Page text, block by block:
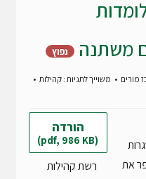
משתנה
נפוץ
מורים
משוייך לתגיות : קהילות
הורדה
(pdf, 986 KB)
רשת קהילות
את